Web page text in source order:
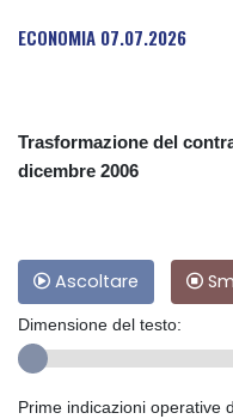
ECONOMIA 07.07.2026
Trasformazione del
dicembre 2006
Ascoltare
Dimensione del testo:
Prime indicazioni operative